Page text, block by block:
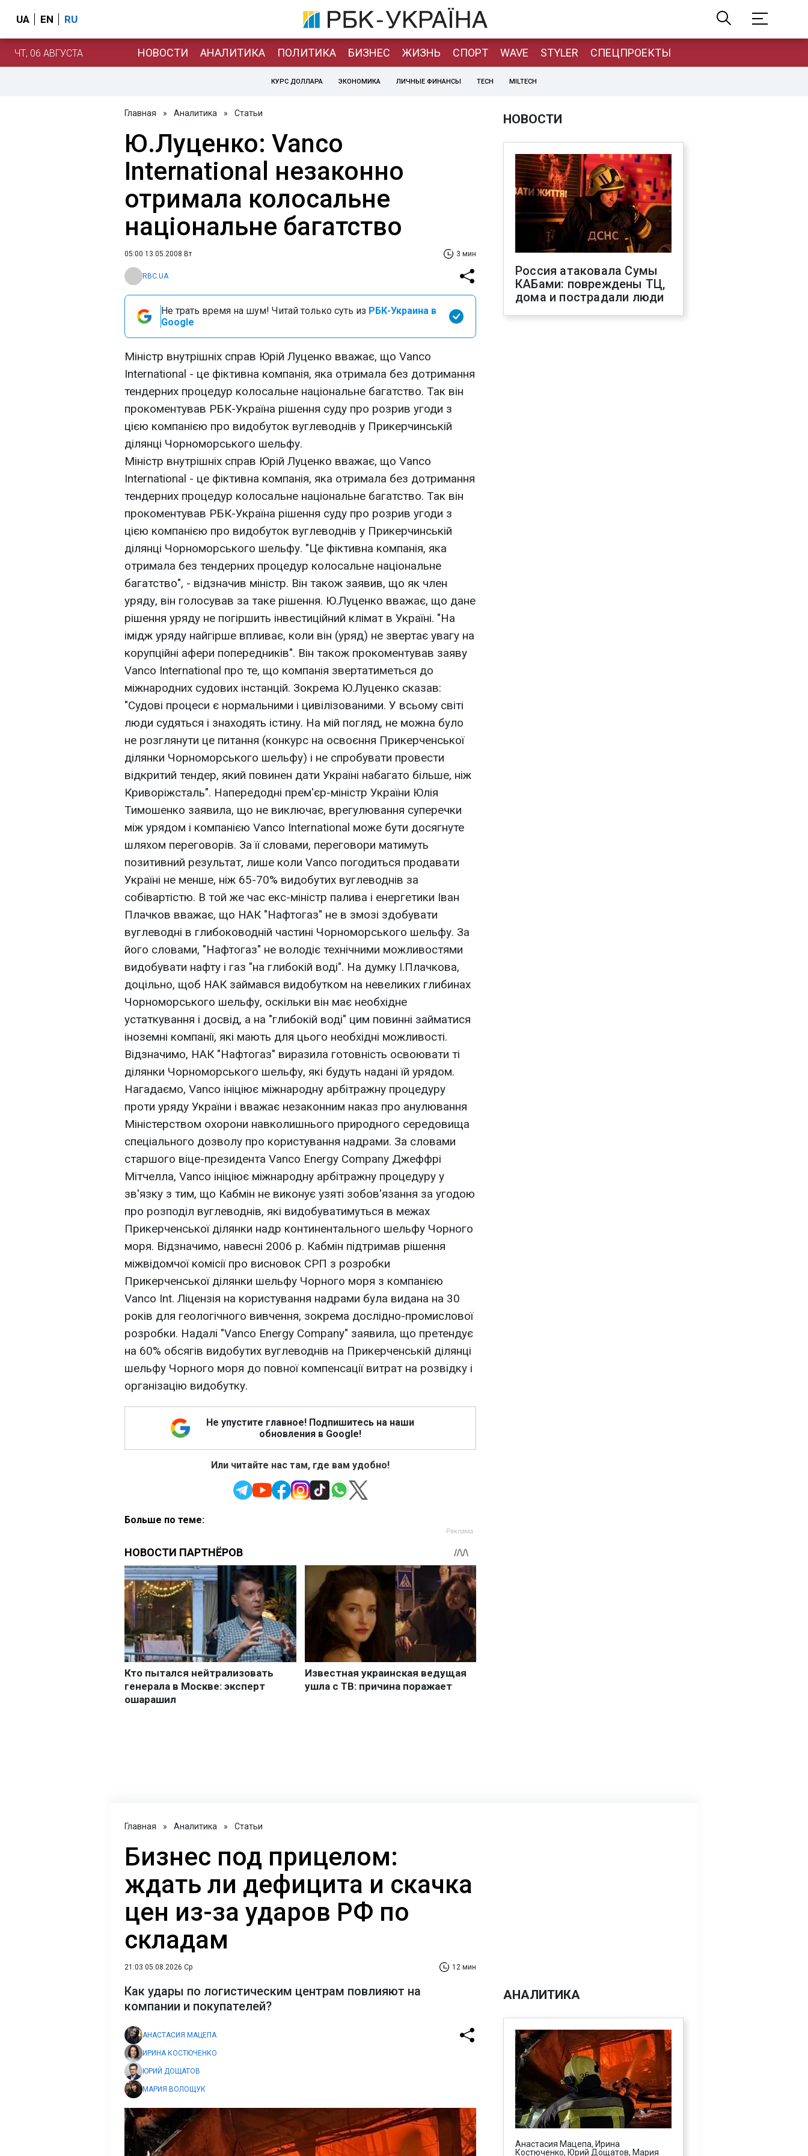
UA EN RU
ЧТ, 06 АВГУСТА НОВОСТИ АНАЛИТИКА ПОЛИТИКА БИЗНЕС ЖИЗНЬ СПОРТ WAVE STYLER СПЕЦПРОЕКТЫ
КУРС ДОЛЛАРА ЭКОНОМИКА ЛИЧНЫЕ ФИНАНСЫ TECH MILTECH
Главная » Аналитика » Статьи
Ю.Луценко: Vanco
International незаконно
отримала колосальне
національне багатство
05:00 13.05.2008 Вт 3 мин
RBC.UA
Не трать время на шум! Читай только суть из РБК-Украина в
Google
Міністр внутрішніх справ Юрій Луценко вважає, що Vanco
International - це фіктивна компанія, яка отримала без дотримання
тендерних процедур колосальне національне багатство. Так він
прокоментував РБК-Україна рішення суду про розрив угоди з
цією компанією про видобуток вуглеводнів у Прикерчинській
ділянці Чорноморського шельфу.
Міністр внутрішніх справ Юрій Луценко вважає, що Vanco
International - це фіктивна компанія, яка отримала без дотримання
тендерних процедур колосальне національне багатство. Так він
прокоментував РБК-Україна рішення суду про розрив угоди з
цією компанією про видобуток вуглеводнів у Прикерчинській
ділянці Чорноморського шельфу. "Це фіктивна компанія, яка
отримала без тендерних процедур колосальне національне
багатство", - відзначив міністр. Він також заявив, що як член
уряду, він голосував за таке рішення. Ю.Луценко вважає, що дане
рішення уряду не погіршить інвестиційний клімат в Україні. "На
імідж уряду найгірше впливає, коли він (уряд) не звертає увагу на
корупційні афери попередників". Він також прокоментував заяву
Vanco International про те, що компанія звертатиметься до
міжнародних судових інстанцій. Зокрема Ю.Луценко сказав:
"Судові процеси є нормальними і цивілізованими. У всьому світі
люди судяться і знаходять істину. На мій погляд, не можна було
не розглянути це питання (конкурс на освоєння Прикерченської
ділянки Чорноморського шельфу) і не спробувати провести
відкритий тендер, який повинен дати Україні набагато більше, ніж
Криворіжсталь". Напередодні прем'єр-міністр України Юлія
Тимошенко заявила, що не виключає, врегулювання суперечки
між урядом і компанією Vanco International може бути досягнуте
шляхом переговорів. За її словами, переговори матимуть
позитивний результат, лише коли Vanco погодиться продавати
Україні не менше, ніж 65-70% видобутих вуглеводнів за
собівартістю. В той же час екс-міністр палива і енергетики Іван
Плачков вважає, що НАК "Нафтогаз" не в змозі здобувати
вуглеводні в глибоководній частині Чорноморського шельфу. За
його словами, "Нафтогаз" не володіє технічними можливостями
видобувати нафту і газ "на глибокій воді". На думку І.Плачкова,
доцільно, щоб НАК займався видобутком на невеликих глибинах
Чорноморського шельфу, оскільки він має необхідне
устаткування і досвід, а на "глибокій воді" цим повинні займатися
іноземні компанії, які мають для цього необхідні можливості.
Відзначимо, НАК "Нафтогаз" виразила готовність освоювати ті
ділянки Чорноморського шельфу, які будуть надані їй урядом.
Нагадаємо, Vanco ініціює міжнародну арбітражну процедуру
проти уряду України і вважає незаконним наказ про анулювання
Міністерством охорони навколишнього природного середовища
спеціального дозволу про користування надрами. За словами
старшого віце-президента Vanco Energy Company Джеффрі
Мітчелла, Vanco ініціює міжнародну арбітражну процедуру у
зв'язку з тим, що Кабмін не виконує узяті зобов'язання за угодою
про розподіл вуглеводнів, які видобуватимуться в межах
Прикерченської ділянки надр континентального шельфу Чорного
моря. Відзначимо, навесні 2006 р. Кабмін підтримав рішення
міжвідомчої комісії про висновок СРП з розробки
Прикерченської ділянки шельфу Чорного моря з компанією
Vanco Int. Ліцензія на користування надрами була видана на 30
років для геологічного вивчення, зокрема дослідно-промислової
розробки. Надалі "Vanco Energy Company" заявила, що претендує
на 60% обсягів видобутих вуглеводнів на Прикерченській ділянці
шельфу Чорного моря до повної компенсації витрат на розвідку і
організацію видобутку.
Не упустите главное! Подпишитесь на наши
обновления в Google!
Или читайте нас там, где вам удобно!
Больше по теме:
НОВОСТИ
Россия атаковала Сумы
КАБами: повреждены ТЦ,
дома и пострадали люди
Главная » Аналитика » Статьи
Бизнес под прицелом:
ждать ли дефицита и скачка
цен из-за ударов РФ по
складам
21:03 05.08.2026 Ср 12 мин
Как удары по логистическим центрам повлияют на
компании и покупателей?
АНАСТАСИЯ МАЦЕПА
ИРИНА КОСТЮЧЕНКО
ЮРИЙ ДОЩАТОВ
МАРИЯ ВОЛОЩУК
АНАЛИТИКА
Анастасия Мацепа, Ирина
Костюченко, Юрий Дощатов, Мария